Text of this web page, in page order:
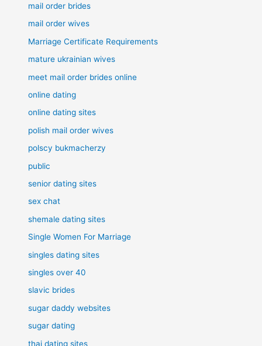
mail order brides
mail order wives
Marriage Certificate Requirements
mature ukrainian wives
meet mail order brides online
online dating
online dating sites
polish mail order wives
polscy bukmacherzy
public
senior dating sites
sex chat
shemale dating sites
Single Women For Marriage
singles dating sites
singles over 40
slavic brides
sugar daddy websites
sugar dating
thai dating sites